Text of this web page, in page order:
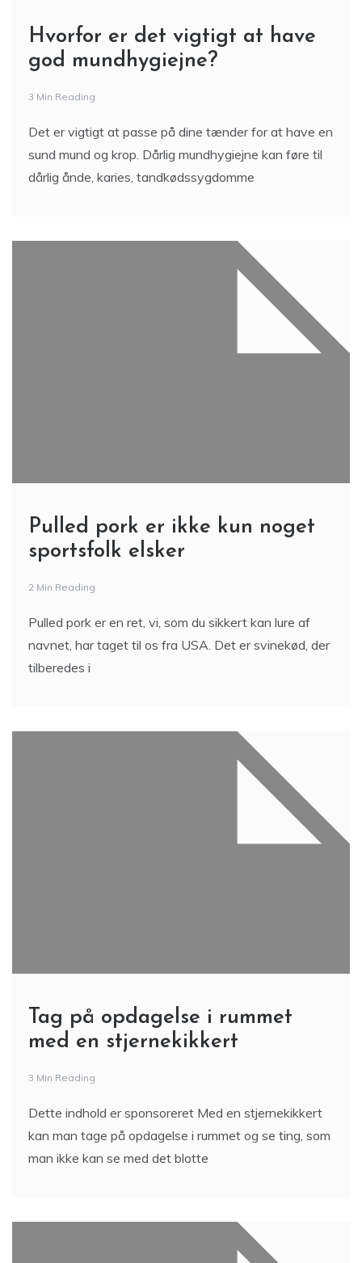
Hvorfor er det vigtigt at have
god mundhygiejne?
3 Min Reading
Det er vigtigt at passe på dine tænder for at have en
sund mund og krop. Dårlig mundhygiejne kan føre til
dårlig ånde, karies, tandkødssygdomme
Pulled pork er ikke kun noget
sportsfolk elsker
2 Min Reading
Pulled pork er en ret, vi, som du sikkert kan lure af
navnet, har taget til os fra USA. Det er svinekød, der
tilberedes i
Tag på opdagelse i rummet
med en stjernekikkert
3 Min Reading
Dette indhold er sponsoreret Med en stjernekikkert
kan man tage på opdagelse i rummet og se ting, som
man ikke kan se med det blotte